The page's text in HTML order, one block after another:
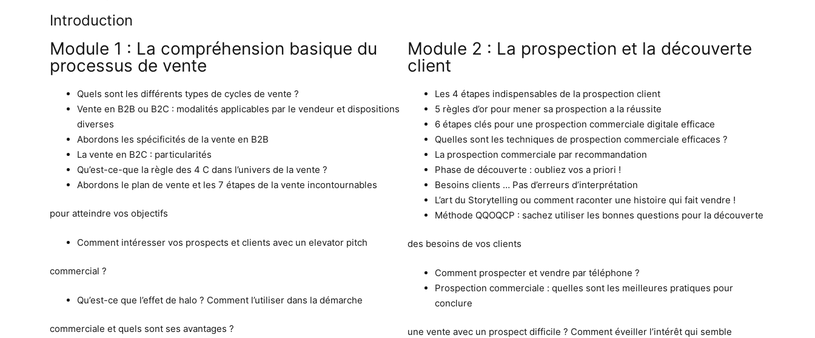
Introduction
Module 1 : La compréhension basique du
processus de vente
Quels sont les différents types de cycles de vente ?
Vente en B2B ou B2C : modalités applicables par le vendeur et dispositions
diverses
Abordons les spécificités de la vente en B2B
La vente en B2C : particularités
Qu’est-ce-que la règle des 4 C dans l’univers de la vente ?
Abordons le plan de vente et les 7 étapes de la vente incontournables
pour atteindre vos objectifs
Comment intéresser vos prospects et clients avec un elevator pitch
commercial ?
Qu’est-ce que l’effet de halo ? Comment l’utiliser dans la démarche
commerciale et quels sont ses avantages ?
Module 2 : La prospection et la découverte
client
Les 4 étapes indispensables de la prospection client
5 règles d’or pour mener sa prospection a la réussite
6 étapes clés pour une prospection commerciale digitale efficace
Quelles sont les techniques de prospection commerciale efficaces ?
La prospection commerciale par recommandation
Phase de découverte : oubliez vos a priori !
Besoins clients … Pas d’erreurs d’interprétation
L’art du Storytelling ou comment raconter une histoire qui fait vendre !
Méthode QQOQCP : sachez utiliser les bonnes questions pour la découverte
des besoins de vos clients
Comment prospecter et vendre par téléphone ?
Prospection commerciale : quelles sont les meilleures pratiques pour
conclure
une vente avec un prospect difficile ? Comment éveiller l’intérêt qui semble